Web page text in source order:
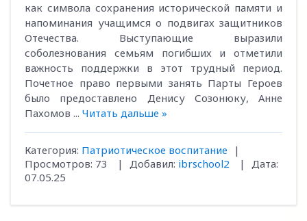
как символа сохранения исторической памяти и
напоминания учащимся о подвигах защитников
Отечества. Выступающие выразили
соболезнования семьям погибших и отметили
важность поддержки в этот трудный период.
Почетное право первыми занять Парты Героев
было предоставлено Денису Созонюку, Анне
Пахомов ... Читать дальше »
Категория: Патриотическое воспитание
|
Просмотров: 73 | Добавил: ibrschool2 |
Дата:
07.05.25